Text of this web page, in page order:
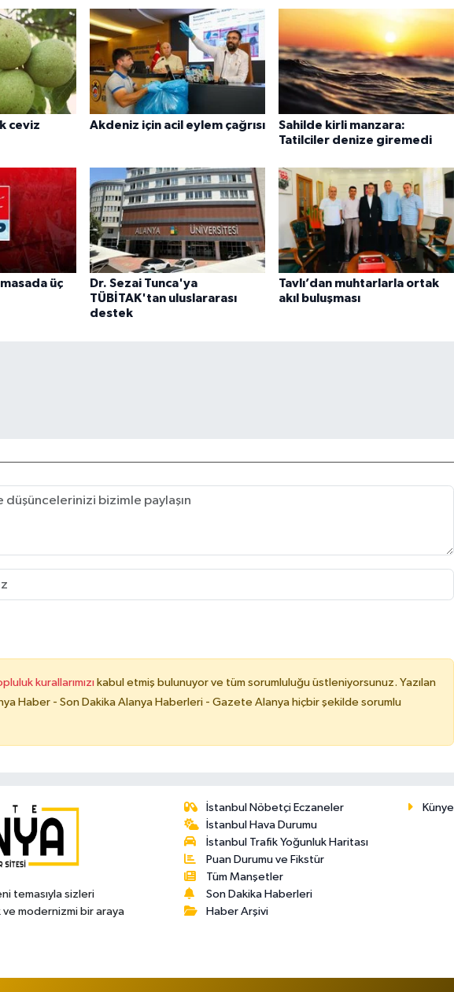
ceviz
Akdeniz için acil eylem çağrısı
Sahilde kirli manzara:
Tatilciler denize giremedi
üç
Dr. Sezai Tunca'ya
TÜBİTAK'tan uluslararası
destek
Tavlı’dan muhtarlarla ortak
akıl buluşması
kurallarımızı kabul etmiş bulunuyor ve tüm sorumluluğu üstleniyorsunuz. Yazılan
Haber - Son Dakika Alanya Haberleri - Gazete Alanya hiçbir şekilde sorumlu
temasıyla sizleri
modernizmi bir araya
İstanbul Nöbetçi Eczaneler
İstanbul Hava Durumu
İstanbul Trafik Yoğunluk Haritası
Puan Durumu ve Fikstür
Tüm Manşetler
Son Dakika Haberleri
Haber Arşivi
Künye